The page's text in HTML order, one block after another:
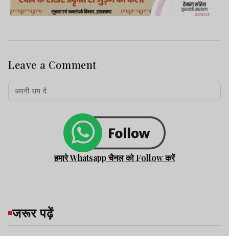
Leave a Comment
हमारे Whatsapp चैनल को Follow करें
जरूर पढ़ें